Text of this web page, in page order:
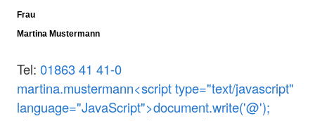
Frau
Martina Mustermann
Tel: 01863 41 41-0
martina.mustermann<script type="text/javascript"
language="JavaScript">document.write('@');